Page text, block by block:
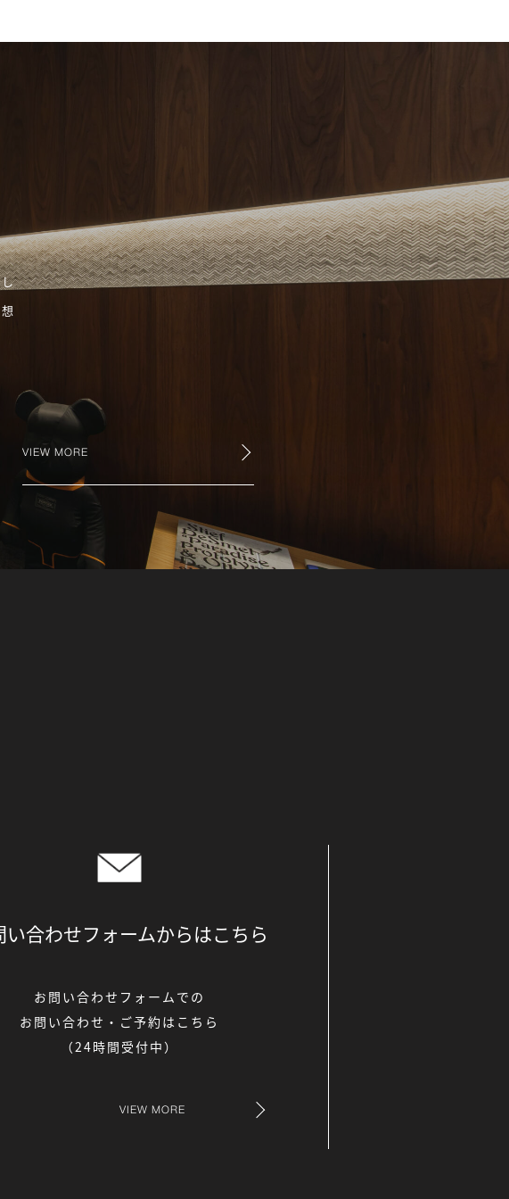
VIEW MORE
い合わせフォームからはこちら
お問い合わせフォームでの
お問い合わせ・ご予約はこちら
（24時間受付中）
VIEW MORE